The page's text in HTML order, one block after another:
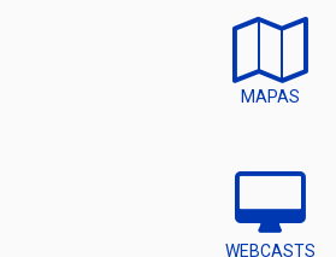
MAPAS
WEBCASTS